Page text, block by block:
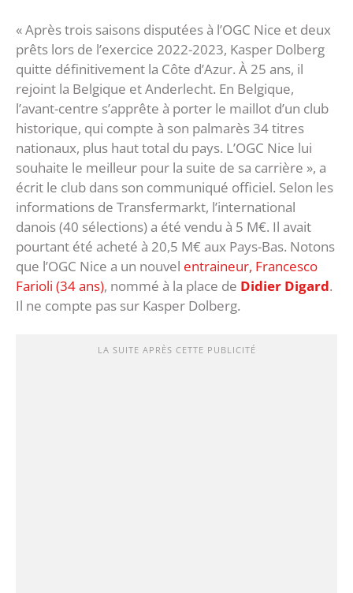
« Après trois saisons disputées à l’OGC Nice et deux
prêts lors de l’exercice 2022-2023, Kasper Dolberg
quitte définitivement la Côte d’Azur. À 25 ans, il
rejoint la Belgique et Anderlecht. En Belgique,
l’avant-centre s’apprête à porter le maillot d’un club
historique, qui compte à son palmarès 34 titres
nationaux, plus haut total du pays. L’OGC Nice lui
souhaite le meilleur pour la suite de sa carrière », a
écrit le club dans son communiqué officiel. Selon les
informations de Transfermarkt, l’international
danois (40 sélections) a été vendu à 5 M€. Il avait
pourtant été acheté à 20,5 M€ aux Pays-Bas. Notons
que l’OGC Nice a un nouvel entraineur, Francesco
Farioli (34 ans), nommé à la place de Didier Digard.
Il ne compte pas sur Kasper Dolberg.
LA SUITE APRÈS CETTE PUBLICITÉ